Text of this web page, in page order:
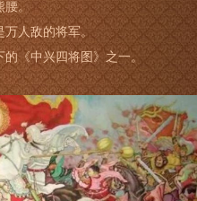
。
万人敌的将军。
《中兴四将图》之一。